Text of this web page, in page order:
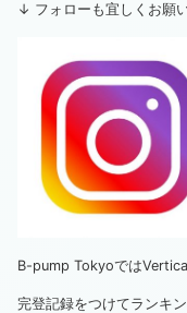
↓ フォローも宜しくお願
B-pump Tokyoでは
完登記録をつけてランキ